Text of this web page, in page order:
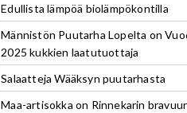
Edullista lämpöä biolämpökontilla
Männistön Puutarha Lopelta on
2025 kukkien laatutuottaja
Salaatteja Wääksyn puutarhasta
Maa-artisokka on Rinnekarin